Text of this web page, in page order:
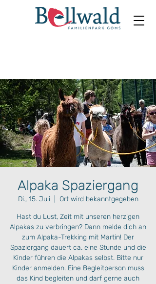
Alpaka Spaziergang
Di., 15. Juli
  |
Ort wird bekanntgegeben
Hast du Lust, Zeit mit unseren herzigen
Alpakas zu verbringen? Dann melde dich an
zum Alpaka-Trekking mit Martin! Der
Spaziergang dauert ca. eine Stunde und die
Kinder führen die Alpakas selbst. Bitte nur
Kinder anmelden. Eine Begleitperson muss
das Kind begleiten und darf gerne auch